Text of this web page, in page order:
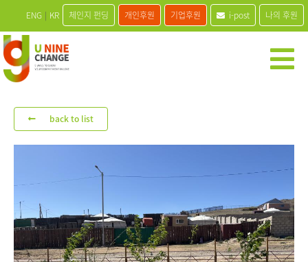
ENG | KR 체인지 펀딩 개인후원 기업후원 i-post 나의 후원
back to list